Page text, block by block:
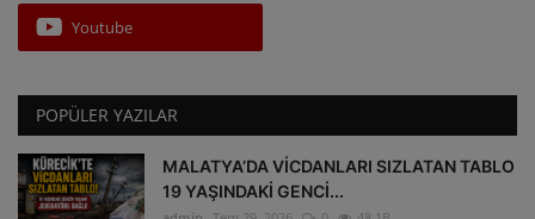
Youtube
POPÜLER YAZILAR
MALATYA’DA VİCDANLARI SIZLATAN TABLO
19 YAŞINDAKİ GENCİ...